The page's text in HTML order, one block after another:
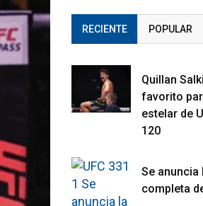
RECIENTE POPULAR
Quillan
favorito
estelar de
120
Se anuncia
completa